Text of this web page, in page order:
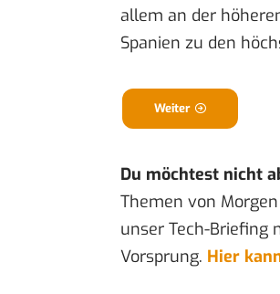
allem an der
Spanien zu den
Weiter
Du möchtest nicht
Themen von
unser Tech-Briefing
Vorsprung. Hier